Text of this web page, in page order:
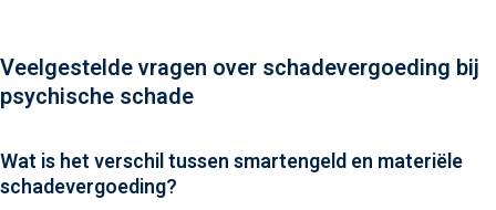
Veelgestelde vragen over schadevergoeding bij
psychische schade
Wat is het verschil tussen smartengeld en materiële
schadevergoeding?